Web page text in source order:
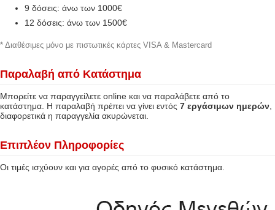
9 δόσεις: άνω των 1000€
12 δόσεις: άνω των 1500€
* Διαθέσιμες μόνο με πιστωτικές κάρτες VISA & Mastercard
Παραλαβή από Κατάστημα
Μπορείτε να παραγγείλετε online και να παραλάβετε από το
κατάστημα. Η παραλαβή πρέπει να γίνει εντός 7 εργάσιμων ημερών
διαφορετικά η παραγγελία ακυρώνεται.
Επιπλέον Πληροφορίες
Οι τιμές ισχύουν και για αγορές από το φυσικό κατάστημα.